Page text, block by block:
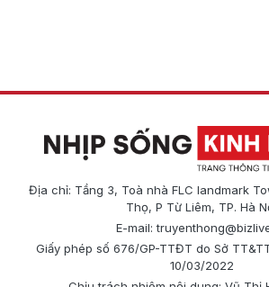
Địa chỉ: Tầng 3, Toà nhà FLC landmark
Thọ, P Từ Liêm, TP. Hà
E-mail:
Giấy phép số 676/GP-TTĐT do Sở
10/03/2022